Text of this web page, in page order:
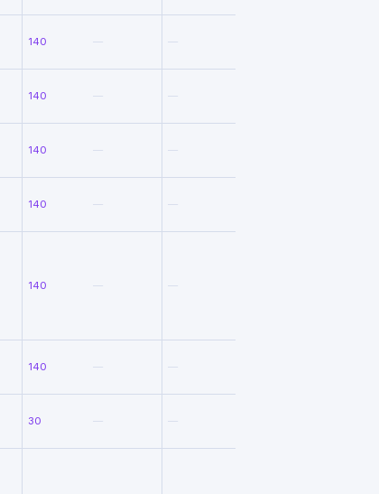
140
140
140
140
140
140
30
— —
— —
— —
— —
— —
— —
— —